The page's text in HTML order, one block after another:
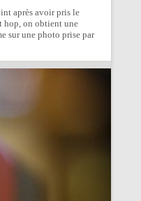
après avoir pris le
hop, on obtient une
sur une photo prise par